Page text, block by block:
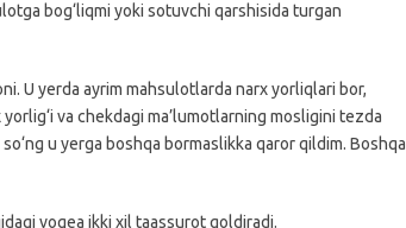
bog‘liqmi yoki sotuvchi qarshisida turgan
U yerda ayrim mahsulotlarda narx yorliqlari bor,
va chekdagi ma’lumotlarning mosligini tezda
u yerga boshqa bormaslikka qaror qildim. Boshqa
voqea ikki xil taassurot qoldiradi.